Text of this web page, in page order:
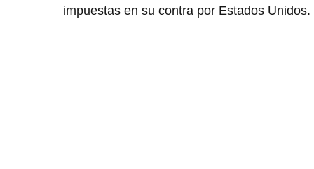
impuestas en su contra por Estados Unidos.